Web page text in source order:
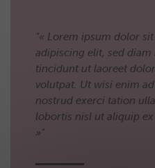
« Lorem ipsum dolor
adipiscing elit, sed
tincidunt ut laoreet
volutpat. Ut wisi enim
nostrud exerci tation
lobortis nisl ut aliquip
»